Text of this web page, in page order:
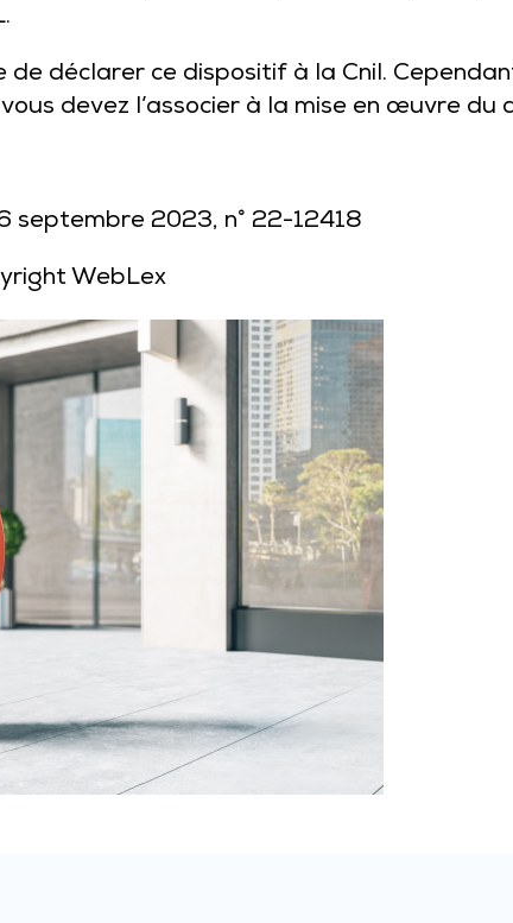
déclarer ce dispositif à la Cnil.
devez l’associer à la mise en œuvre du
septembre 2023, n° 22-12418
WebLex